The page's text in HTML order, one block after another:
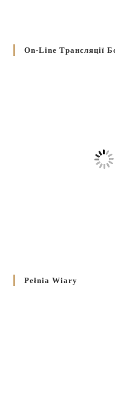
On-Line Трансляції
Pełnia Wiary